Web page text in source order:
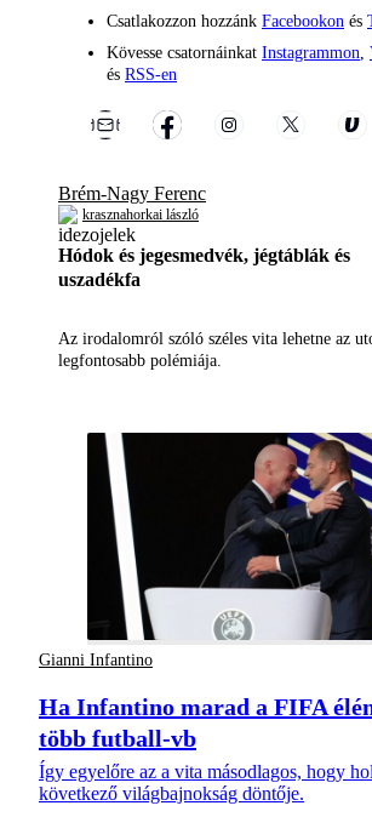
Csatlakozzon hozzánk Facebookon és
Kövesse csatornáinkat Instagrammon
és RSS-en
Brém-Nagy Ferenc
krasznahorkai lászló
Hódok és jegesmedvék, jégtáblák és
uszadékfa
Az irodalomról szóló széles vita lehetne az
legfontosabb polémiája.
Gianni Infantino
Ha Infantino marad a FIFA
több futball-vb
Így egyelőre az a vita másodlagos, hogy
következő világbajnokság döntője.